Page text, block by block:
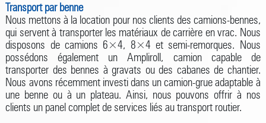
Transport par benne
Nous mettons à la location pour nos clients des camions-bennes,
qui servent à transporter les matériaux de carrière en vrac. Nous
disposons de camions 6×4, 8×4 et semi-remorques. Nous
possédons également un Ampliroll, camion capable de
transporter des bennes à gravats ou des cabanes de chantier.
Nous avons récemment investi dans un camion-grue adaptable à
une benne ou à un plateau. Ainsi, nous pouvons offrir à nos
clients un panel complet de services liés au transport routier.